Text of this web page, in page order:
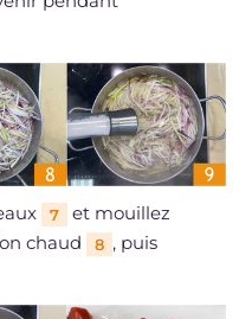
7
et mouillez
chaud
8 , puis